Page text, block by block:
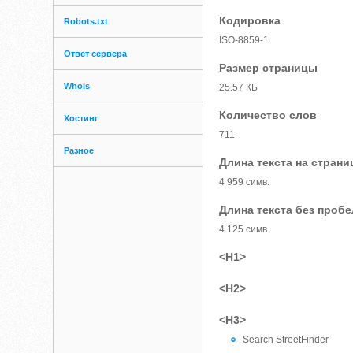
Robots.txt
Ответ сервера
Whois
Хостинг
Разное
Кодировка
ISO-8859-1
Размер страницы
25.57 КБ
Количество слов
711
Длина текста на
4 959 симв.
Длина текста без
4 125 симв.
<H1>
<H2>
<H3>
Search StreetFinder